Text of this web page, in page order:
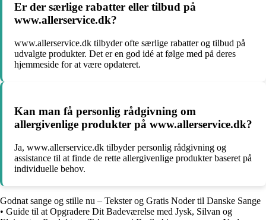
Er der særlige rabatter eller tilbud på
www.allerservice.dk?
www.allerservice.dk tilbyder ofte særlige rabatter og tilbud på
udvalgte produkter. Det er en god idé at følge med på deres
hjemmeside for at være opdateret.
Kan man få personlig rådgivning om
allergivenlige produkter på www.allerservice.dk?
Ja, www.allerservice.dk tilbyder personlig rådgivning og
assistance til at finde de rette allergivenlige produkter baseret på
individuelle behov.
Godnat sange og stille nu – Tekster og Gratis Noder til Danske Sange
• Guide til at Opgradere Dit Badeværelse med Jysk, Silvan og